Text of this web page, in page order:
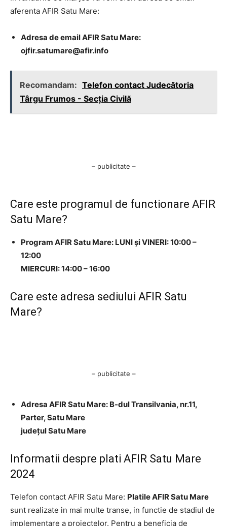
aferenta AFIR Satu Mare:
Adresa de email AFIR Satu Mare:
ojfir.satumare@afir.info
Recomandam: Telefon contact Judecătoria
Târgu Frumos - Secția Civilă
– publicitate –
Care este programul de functionare AFIR
Satu Mare?
Program AFIR Satu Mare: LUNI și VINERI: 10:00 –
12:00
MIERCURI: 14:00 – 16:00
Care este adresa sediului AFIR Satu
Mare?
– publicitate –
Adresa AFIR Satu Mare: B‐dul Transilvania, nr.11,
Parter, Satu Mare
judeţul Satu Mare
Informatii despre plati AFIR Satu Mare
2024
Telefon contact AFIR Satu Mare: Platile AFIR Satu Mare
sunt realizate in mai multe transe, in functie de stadiul de
implementare a proiectelor. Pentru a beneficia de